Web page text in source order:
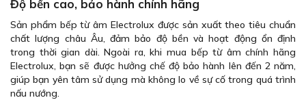
Độ bền cao, bảo hành chính hãng
Sản phẩm bếp từ âm Electrolux được sản xuất theo tiêu chuẩn
chất lượng châu Âu, đảm bảo độ bền và hoạt động ổn định
trong thời gian dài. Ngoài ra, khi mua bếp từ âm chính hãng
Electrolux, bạn sẽ được hưởng chế độ bảo hành lên đến 2 năm,
giúp bạn yên tâm sử dụng mà không lo về sự cố trong quá trình
nấu nướng.